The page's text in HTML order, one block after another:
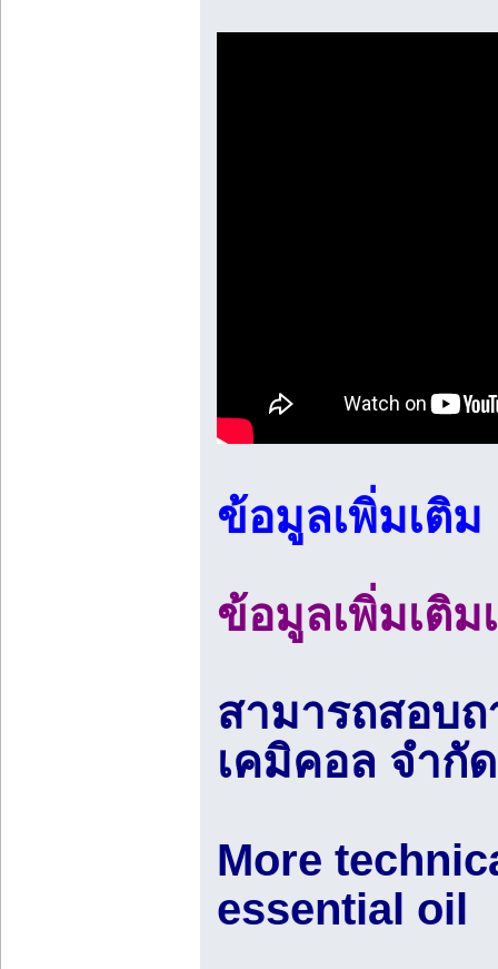
ข้อมูลเพิ่มเติม
ข้อมูลเพิ่มเติ
สามารถสอบ
เคมิคอล จำกั
More
essential oil